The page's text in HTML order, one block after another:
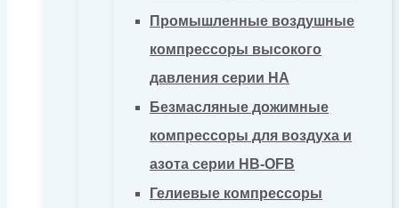
Промышленные воздушные
компрессоры высокого
давления серии HA
Безмасляные дожимные
компрессоры для воздуха и
азота серии HB-OFB
Гелиевые компрессоры